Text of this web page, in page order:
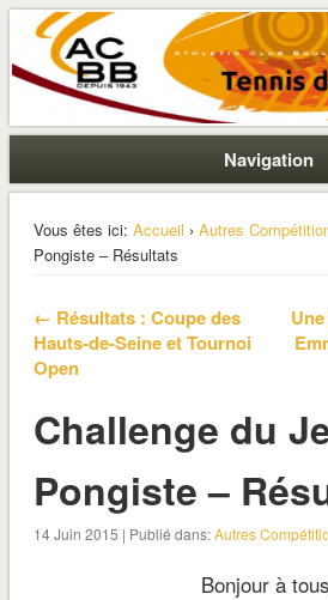
ACBB – Tennis de
La section ping de Boulogne
Navigation
Vous êtes ici: Accueil › Autres
Pongiste – Résultats
← Résultats : Coupe des
Hauts-de-Seine et Tournoi
Open
Challenge du
Pongiste –
14 Juin 2015 | Publié dans:Autres
Bonjour à